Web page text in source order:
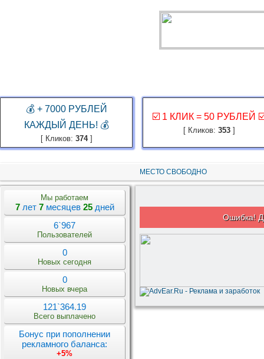
💰 + 7000 РУБЛЕЙ
КАЖДЫЙ ДЕНЬ! 💰
[ Кликов: 374]
☑️ 1 КЛИК = 50 РУБЛЕЙ
[ Кликов: 353]
МЕСТО СВОБОДНО
Мы работаем
7лет 7месяцев 25дней
6`967
Пользователей
0
Новых сегодня
0
Новых вчера
121`364.19
Всего выплачено
Бонус при пополнении
рекламного баланса:
+5%
Ошибка!